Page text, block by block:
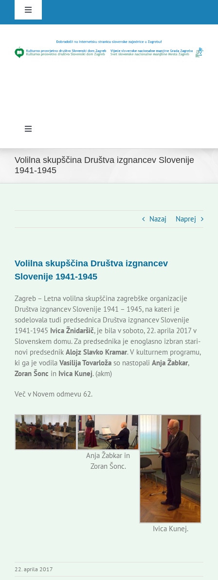
content
Toggle
Navigation
Toggle
Domov
Novice
Kontakti
Novi odmev – naše glasilo
Založništvo
Koristne informacije
Volilna skupščina Društva izgnancev Slovenije
1941-1945
Nazaj Naprej
Volilna skupščina Društva izgnancev
Slovenije 1941-1945
Zagreb – Letna volilna skupščina zagrebške organizacije
Društva izgnancev Slovenije 1941 – 1945, na kateri je
sodelovala tudi predsednica Društva izgnancev Slovenije
1941-1945 Ivica Žnidaršič, je bila v soboto, 22. aprila 2017 v
Slovenskem domu. Za predsednika je enoglasno izbran stari-
novi predsednik Alojz Slavko Kramar. V kulturnem programu,
ki ga je vodila Vasilija Tovarloža so nastopali Anja Žabkar,
Zoran Šonc in Ivica Kunej. (akm)
Več v Novem odmevu 62.
Anja Žabkar in
Zoran Šonc.
Ivica Kunej.
22. aprila 2017